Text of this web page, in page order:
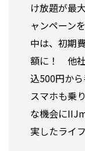
け放題が最
ャンペーン
中は、初期
額に！ 他社
込500円か
スマホも乗
な機会に
実したライ